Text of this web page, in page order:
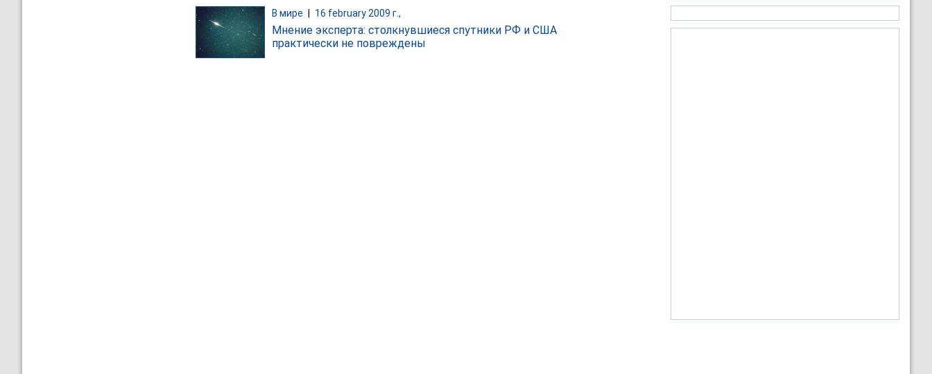
В мире | 16 february 2009 г.,
Мнение эксперта: столкнувшиеся спутники РФ и США
практически не повреждены